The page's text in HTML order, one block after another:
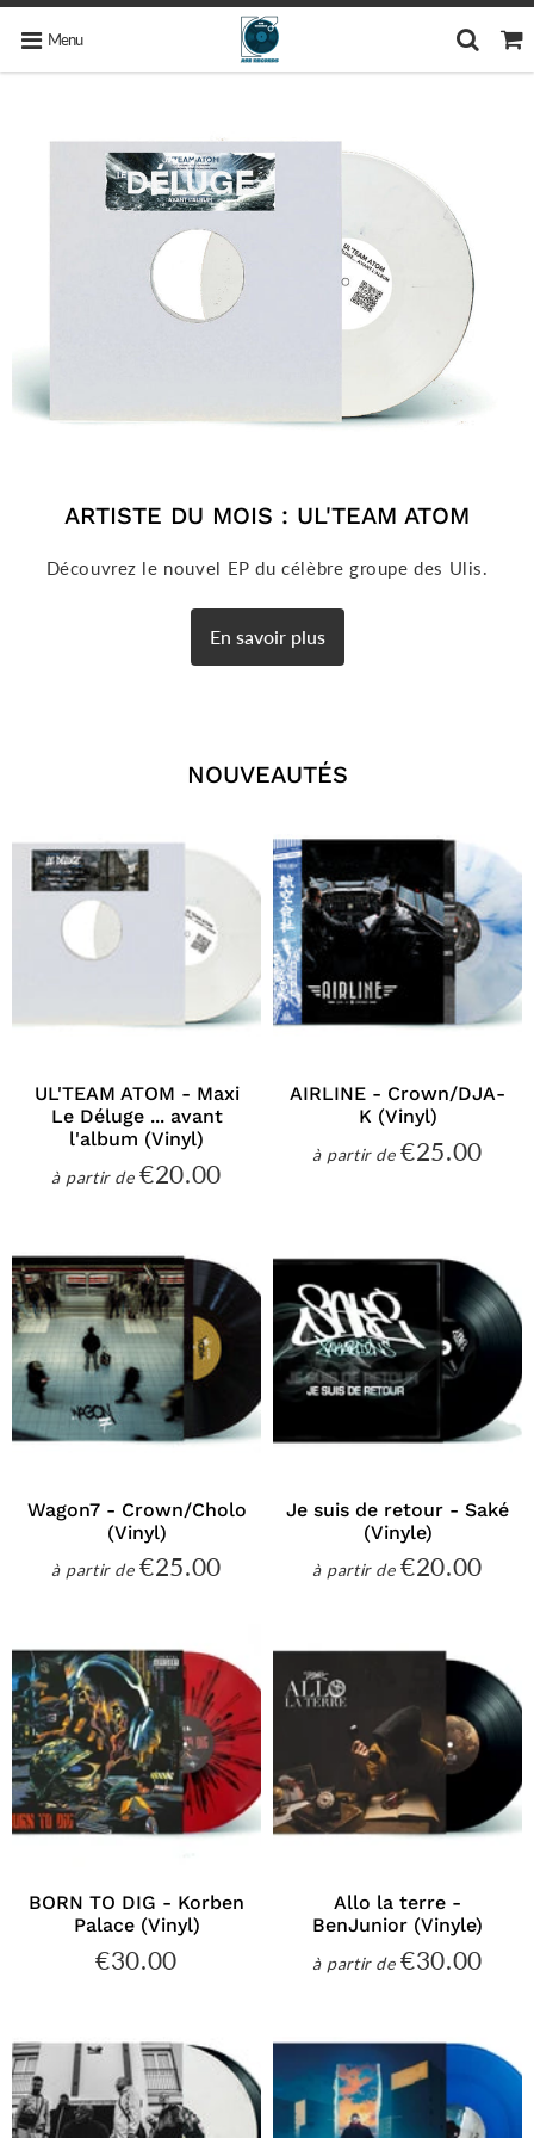
Menu
ARTISTE DU MOIS : UL'TEAM ATOM
Découvrez le nouvel EP du célèbre groupe des Ulis.
En savoir plus
NOUVEAUTÉS
UL'TEAM ATOM - Maxi
Le Déluge ... avant
l'album (Vinyl)
à partir dePrix
€20.00
AIRLINE - Crown/DJA-
K (Vinyl)
à partir dePrix
€25.00
Wagon7 - Crown/Cholo
(Vinyl)
à partir dePrix
€25.00
Je suis de retour - Saké
(Vinyle)
à partir dePrix
€20.00
BORN TO DIG - Korben
Palace (Vinyl)
Prix
€30.00
Allo la terre -
BenJunior (Vinyle)
à partir dePrix
€30.00